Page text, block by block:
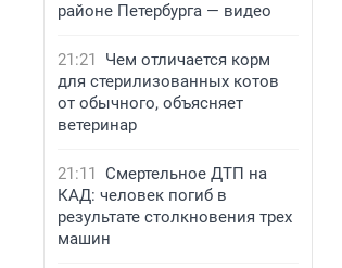
районе Петербурга — видео
21:21
Чем отличается корм
для стерилизованных котов
от обычного, объясняет
ветеринар
21:11 Смертельное ДТП на
КАД: человек погиб в
результате столкновения трех
машин